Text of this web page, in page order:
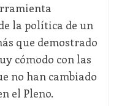
la política de un
que demostrado
cómodo con las
no han cambiado
el Pleno.